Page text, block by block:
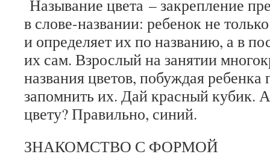
Называние цвета – закрепление
в слове-названии: ребенок не
и определяет их по названию, а в
их сам. Взрослый на занятии
названия цветов, побуждая ребенка
запомнить их. Дай красный кубик.
цвету? Правильно, синий.
ЗНАКОМСТВО С ФОРМОЙ